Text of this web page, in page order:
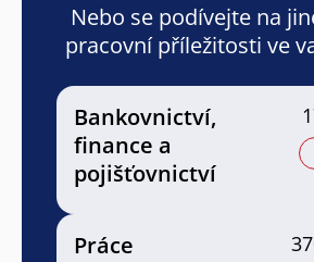
Nebo se podívejte na
pracovní příležitosti ve
Bankovnictví,
finance a
pojišťovnictví
Práce